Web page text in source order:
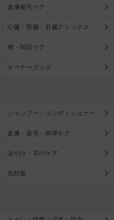
皮膚被毛ケア
心臓・腎臓・肝臓デトックス
腰・関節ケア
オーナーグッズ
シャンプー・コンディショナー
皮膚・被毛・肉球ケア
涙やけ・耳のケア
虫対策